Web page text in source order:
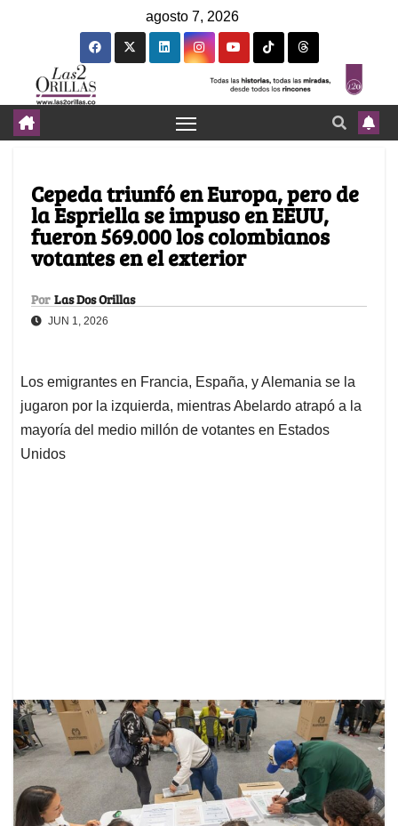
agosto 7, 2026
Cepeda triunfó en Europa, pero de
la Espriella se impuso en EEUU,
fueron 569.000 los colombianos
votantes en el exterior
Por Las Dos Orillas
JUN 1, 2026
Los emigrantes en Francia, España, y Alemania se la
jugaron por la izquierda, mientras Abelardo atrapó a la
mayoría del medio millón de votantes en Estados
Unidos